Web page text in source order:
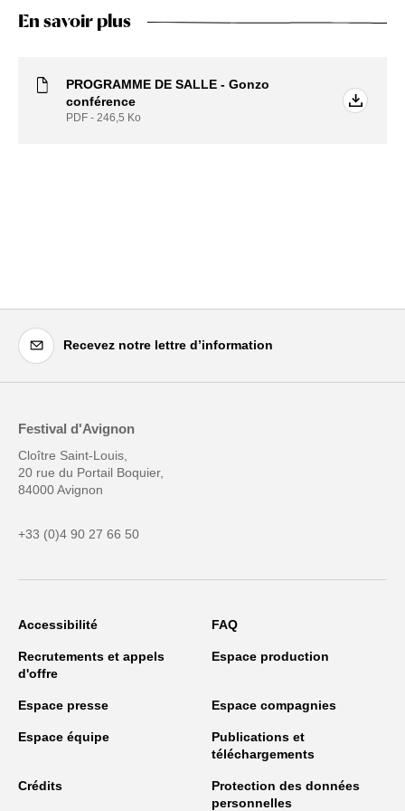
En savoir plus
PROGRAMME DE SALLE - Gonzo
conférence
PDF - 246,5 Ko
Recevez notre lettre d’information
Festival d'Avignon
Cloître Saint-Louis,
20 rue du Portail Boquier,
84000 Avignon
+33 (0)4 90 27 66 50
Accessibilité FAQ
Recrutements et appels
d'offre
Espace production
Espace presse Espace compagnies
Espace équipe
Publications et
téléchargements
Crédits
Protection des données
personnelles